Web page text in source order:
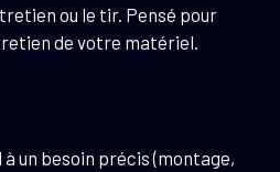
ou le tir. Pensé pour
de votre matériel.
un besoin précis (montage,